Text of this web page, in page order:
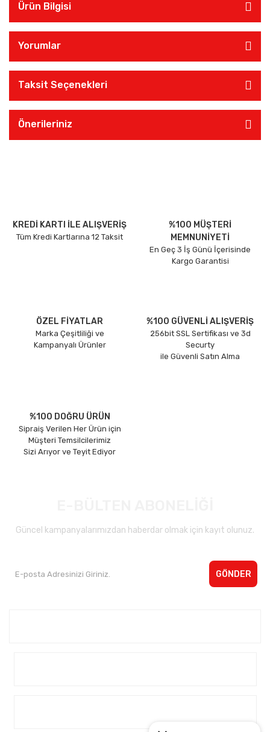
Ürün Bilgisi
Yorumlar
Taksit Seçenekleri
Önerileriniz
KREDİ KARTI İLE ALIŞVERİŞ
Tüm Kredi Kartlarına 12 Taksit
%100 MÜŞTERİ
MEMNUNİYETİ
En Geç 3 İş Günü İçerisinde
Kargo Garantisi
ÖZEL FİYATLAR
Marka Çeşitliliği ve
Kampanyalı Ürünler
%100 GÜVENLİ ALIŞVERİŞ
256bit SSL Sertifikası ve 3d
Securty
ile Güvenli Satın Alma
%100 DOĞRU ÜRÜN
Sipraiş Verilen Her Ürün için
Müşteri Temsilcilerimiz
Sizi Arıyor ve Teyit Ediyor
Güncel kampanyalarımızdan haberdar olmak için kayıt olunuz.
GÖNDER